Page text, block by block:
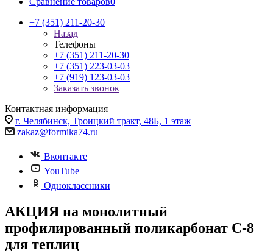
+7 (351) 211-20-30
Назад
Телефоны
+7 (351) 211-20-30
+7 (351) 223-03-03
+7 (919) 123-03-03
Заказать звонок
Контактная информация
г. Челябинск, Троицкий тракт, 48Б, 1 этаж
zakaz@formika74.ru
Вконтакте
YouTube
Одноклассники
АКЦИЯ на монолитный
профилированный поликарбонат С-8
для теплиц